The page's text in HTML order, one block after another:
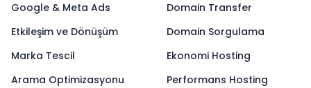
Google & Meta Ads
Etkileşim ve Dönüşüm
Marka Tescil
Arama Optimizasyonu
Domain Transfer
Domain Sorgulama
Ekonomi Hosting
Performans Hosting